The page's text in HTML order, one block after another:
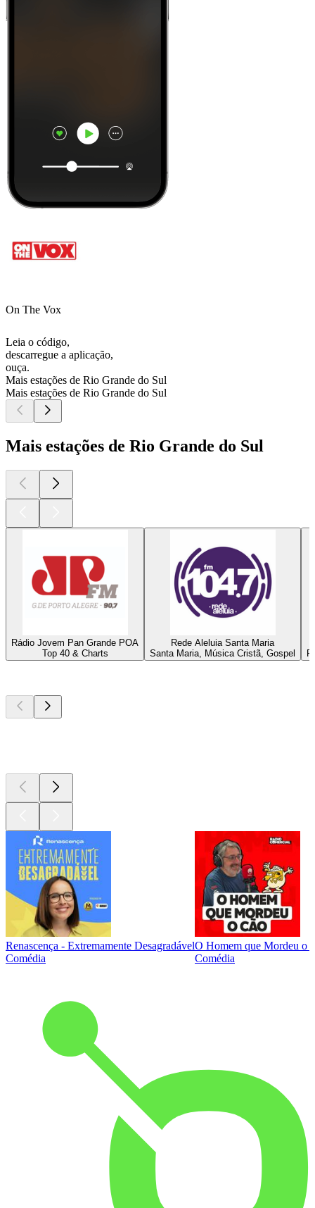
On The Vox
Leia o código,
descarregue a aplicação,
ouça.
Mais estações de Rio Grande do Sul
Mais estações de Rio Grande do Sul
Mais estações de Rio Grande do Sul
Rádio Jovem Pan Grande POA
Top 40 & Charts
Rede Aleluia Santa Maria
Santa Maria, Música Cristã, Gospel
Renascença - Extremamente Desagradável
Comédia
O Homem que Mordeu o
Comédia